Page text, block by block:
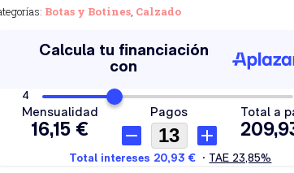
Botas y Botines, Calzado